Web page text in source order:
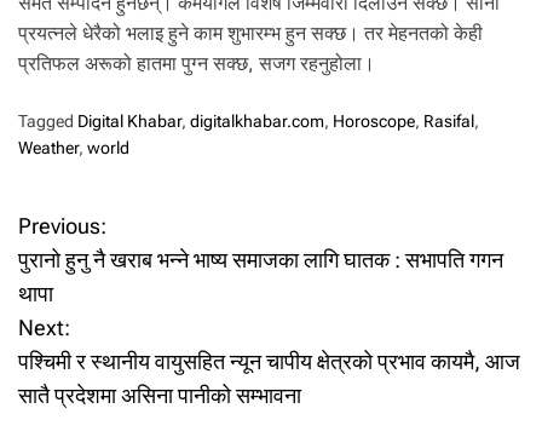
प्रयत्नले धेरैको भलाइ हुने काम शुभारम्भ हुन सक्छ। तर मेहनतको केही
प्रतिफल अरूको हातमा पुग्न सक्छ, सजग रहनुहोला।
Tagged Digital Khabar, digitalkhabar.com, Horoscope, Rasifal,
Weather, world
P
o
s
t
Previous:
पुरानो हुनु नै खराब भन्ने भाष्य समाजका लागि घातक : सभापति गगन
थापा
Next:
पश्चिमी र स्थानीय वायुसहित न्यून चापीय क्षेत्रको प्रभाव कायमै, आज
सातै प्रदेशमा असिना पानीको सम्भावना